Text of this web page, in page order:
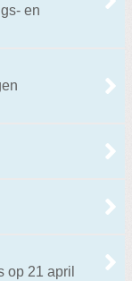
en
op 21 april